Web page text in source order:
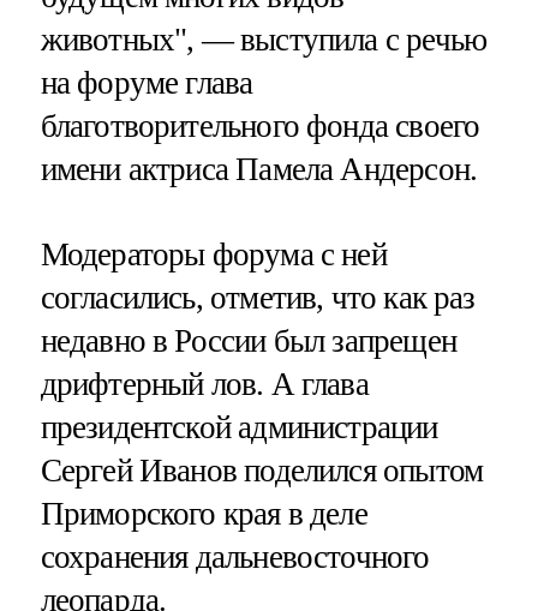
животных", — выступила с речью
на форуме глава
благотворительного фонда своего
имени актриса Памела Андерсон.
Модераторы форума с ней
согласились, отметив, что как раз
недавно в России был запрещен
дрифтерный лов. А глава
президентской администрации
Сергей Иванов поделился опытом
Приморского края в деле
сохранения дальневосточного
леопарда.